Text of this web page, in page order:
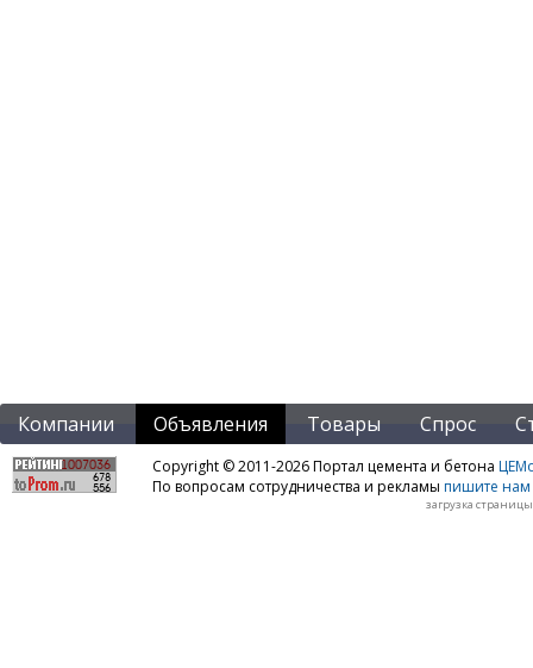
Компании Объявления Товары Спрос
Copyright © 2011-2026 Портал цемента и бетона
По вопросам сотрудничества и рекламы пишите нам
загрузка